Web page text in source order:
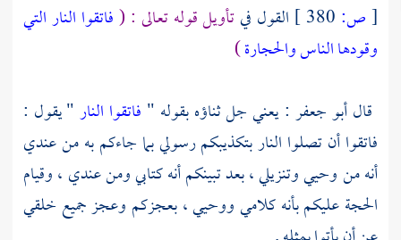
[ص: القول فيتأويل قوله تعالى : (فاتقوا النار التي
وقودها الناس والحجارة)
قالأبو جعفر :يعني جل ثناؤه بقوله " فاتقوا النار" يقول :
فاتقوا أن تصلوا النار بتكذيبكم رسولي بما جاءكم به من عندي
أنه من وحيي وتنزيلي ، بعد تبينكم أنه كتابي ومن عندي ، وقيام
الحجة عليكم بأنه كلامي ووحيي ، بعجزكم وعجز جميع خلقي